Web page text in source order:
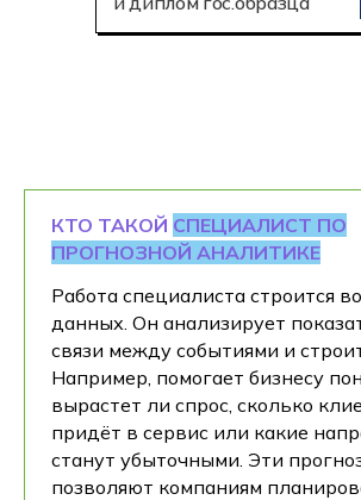
КТО ТАКОЙ СПЕЦИАЛИСТ ПО
ПРОГНОЗНОЙ АНАЛИТИКЕ
Работа специалиста строится
данных. Он анализирует
связи между событиями и
Например, помогает бизнесу
вырастет ли спрос, сколько
придёт в сервис или какие
станут убыточными. Эти
позволяют компаниям